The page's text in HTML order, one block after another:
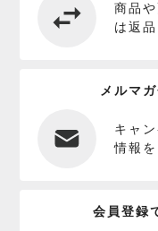
商品
は返
メルマ
キャ
情報
会員登録